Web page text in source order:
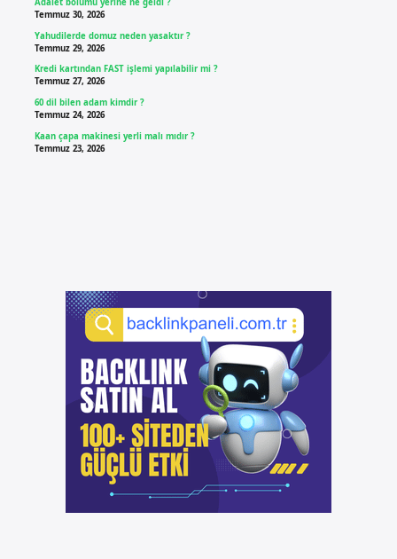
Adalet bölümü yerine ne geldi ?
Temmuz 30, 2026
Yahudilerde domuz neden yasaktır ?
Temmuz 29, 2026
Kredi kartından FAST işlemi yapılabilir mi ?
Temmuz 27, 2026
60 dil bilen adam kimdir ?
Temmuz 24, 2026
Kaan çapa makinesi yerli malı mıdır ?
Temmuz 23, 2026